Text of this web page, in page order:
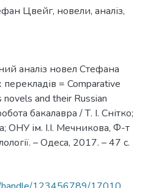
Цвейг, новели, аналіз,
аналіз новел Стефана
перекладів = Comparative
and their Russian
бакалавра / Т. І. Снітко;
ОНУ ім. І.І. Мечникова, Ф-т
– Одеса, 2017. – 47 с.